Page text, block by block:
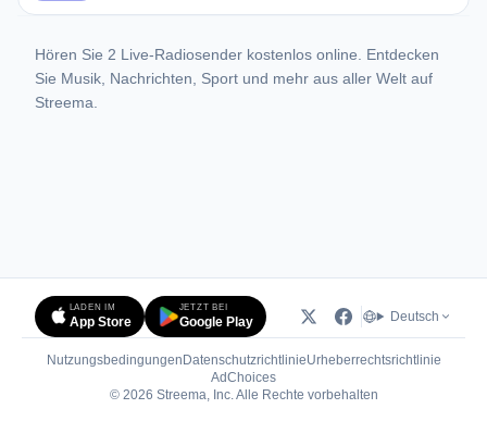
Hören Sie 2 Live-Radiosender kostenlos online. Entdecken
Sie Musik, Nachrichten, Sport und mehr aus aller Welt auf
Streema.
LADEN IM
App Store
JETZT BEI
Google Play Deutsch
Nutzungsbedingungen DatenschutzrichtlinieUrheberrechtsrichtlinie
AdChoices(öffnet in neuem Tab)
© 2026 Streema, Inc. Alle Rechte vorbehalten